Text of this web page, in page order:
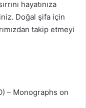
hayatınıza
Doğal şifa için
takip etmeyi
– Monographs on